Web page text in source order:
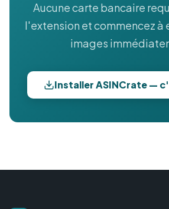
Aucune carte bancaire
l'extension et commencez à
images
Installer ASINCrate —